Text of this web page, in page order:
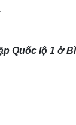
Quốc lộ 1 ở